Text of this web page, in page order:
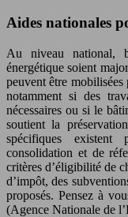
Aides nationales
Au niveau national,
énergétique soient
peuvent être
notamment si des
nécessaires ou si le
soutient la
spécifiques
consolidation et de
critères d’éligibilité de
d’impôt, des
proposés. Pensez à
(Agence Nationale de